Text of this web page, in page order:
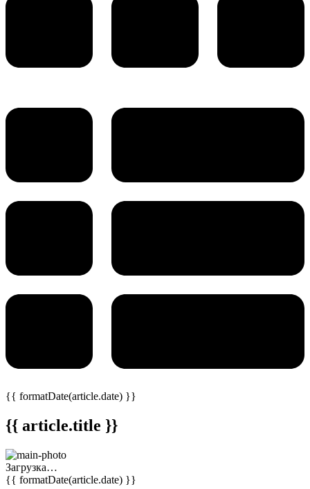
{{ formatDate(article.date) }}
{{ article.title }}
Загрузка…
{{ formatDate(article.date) }}